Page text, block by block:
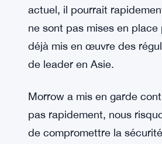
actuel, il pourrait
ne sont pas mises en
déjà mis en œuvre des
de leader en Asie.
Morrow a mis en garde
pas rapidement, nous
de compromettre la